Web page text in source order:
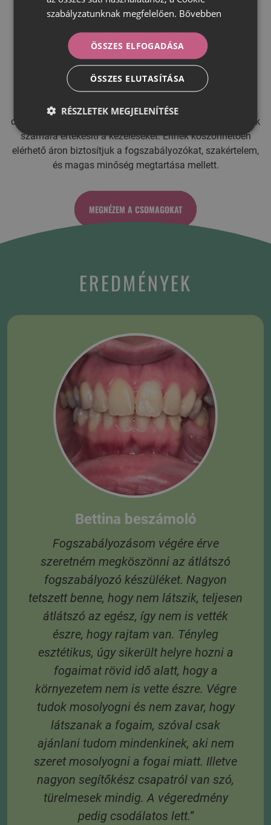
KÖLTSÉGEI
A Smilezor® láthatatlan fogszabályozás más
fogszabályozó rendszereknél költséghatékonyabb. Ez a
Smilezor®-nál használt innovatív technológiáknak
köszönhető, valamint annak, hogy a gyártó az
orvospartnerek közreműködésével közvetlenül a páciensek
számára értékesíti a kezeléseket. Ennek köszönhetően
elérhető áron biztosítjuk a fogszabályozókat, szakértelem,
és magas minőség megtartása mellett.
MEGNÉZEM A CSOMAGOKAT
EREDMÉNYEK
Bettina beszámoló
Fogszabályozásom végére érve
szeretném megköszönni az átlátszó
fogszabályozó készüléket. Nagyon
tetszett benne, hogy nem látszik, teljesen
átlátszó az egész, így nem is vették
észre, hogy rajtam van. Tényleg
esztétikus, úgy sikerült helyre hozni a
fogaimat rövid idő alatt, hogy a
környezetem nem is vette észre. Végre
tudok mosolyogni és nem zavar, hogy
látszanak a fogaim, szóval csak
ajánlani tudom mindenkinek, aki nem
szeret mosolyogni a fogai miatt. Illetve
nagyon segítőkész csapatról van szó,
türelmesek mindig. A végeredmény
pedig csodálatos lett.”
szabályzatunknak megfelelően. Bővebben
ÖSSZES ELFOGADÁSA
ÖSSZES ELUTASÍTÁSA
RÉSZLETEK MEGJELENÍTÉSE